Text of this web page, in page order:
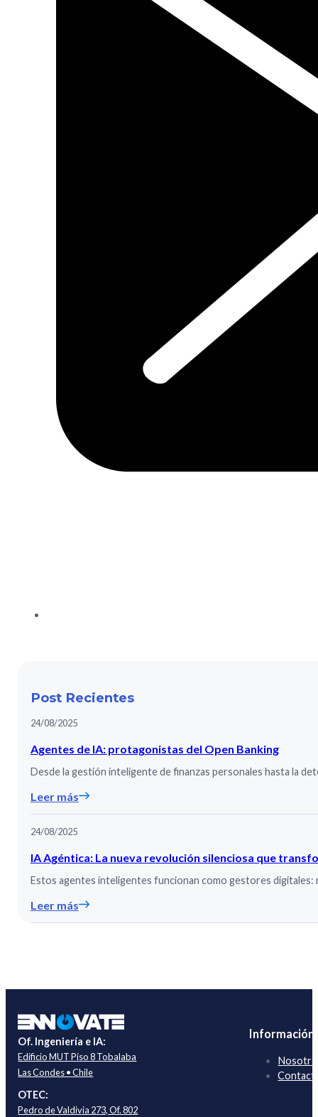
Post Recientes
24/08/2025
Agentes de IA: protagonistas del Open Banking
Desde la gestión inteligente de finanzas personales hasta la
Leer más
24/08/2025
IA Agéntica: La nueva revolución silenciosa que
Estos agentes inteligentes funcionan como gestores
Leer más
Of. Ingeniería e IA:
Edificio MUT Piso 8 Tobalaba
Las Condes • Chile
OTEC:
Pedro de Valdivia 273, Of. 802
Información